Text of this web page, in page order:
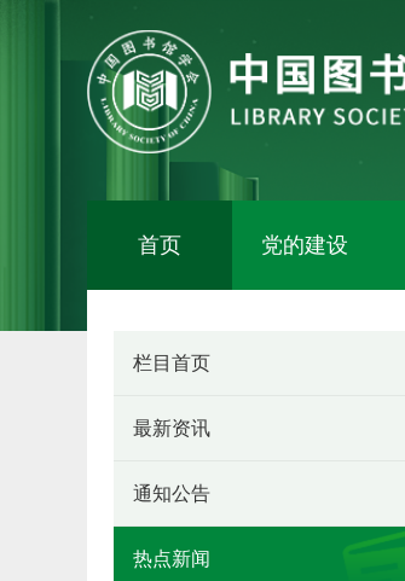
首页 党的建设
栏目首页
最新资讯
通知公告
热点新闻